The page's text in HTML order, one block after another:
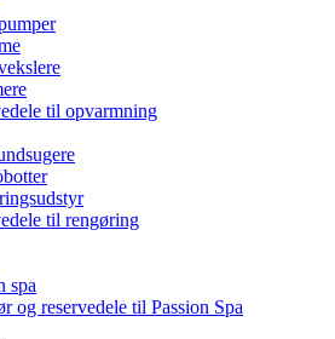
til opvarmning
til rengøring
spa
og reservedele til Passion Spa